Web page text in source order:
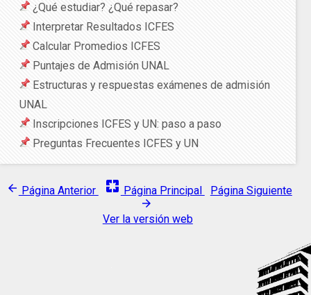
¿Qué estudiar? ¿Qué repasar?
Interpretar Resultados ICFES
Calcular Promedios ICFES
Puntajes de Admisión UNAL
Estructuras y respuestas exámenes de admisión
UNAL
Inscripciones ICFES y UN: paso a paso
Preguntas Frecuentes ICFES y UN
arrow_back Página Anterior pages Página Principal Página Siguiente
arrow_forward
Ver la versión web